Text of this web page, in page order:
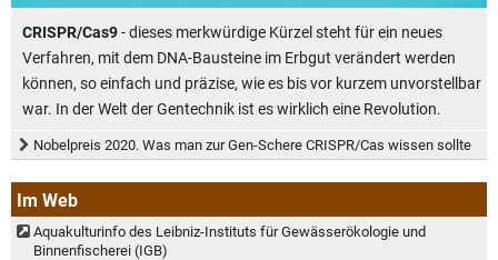
CRISPR/Cas9- dieses merkwürdige Kürzel steht für ein neues
Verfahren, mit dem DNA-Bausteine im Erbgut verändert werden
können, so einfach und präzise, wie es bis vor kurzem unvorstellbar
war. In der Welt der Gentechnik ist es wirklich eine Revolution.
Nobelpreis 2020. Was man zur Gen-Schere CRISPR/Cas wissen sollte
Im Web
Aquakulturinfo des Leibniz-Instituts für Gewässerökologie und
Binnenfischerei (IGB)